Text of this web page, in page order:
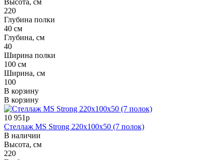
220
Глубина полки
40 см
Глубина, см
40
Ширина полки
100 см
Ширина, см
100
В корзину
В корзину
10 951р
Стеллаж MS Strong 220x100x50 (7 полок)
В наличии
Высота, см
220